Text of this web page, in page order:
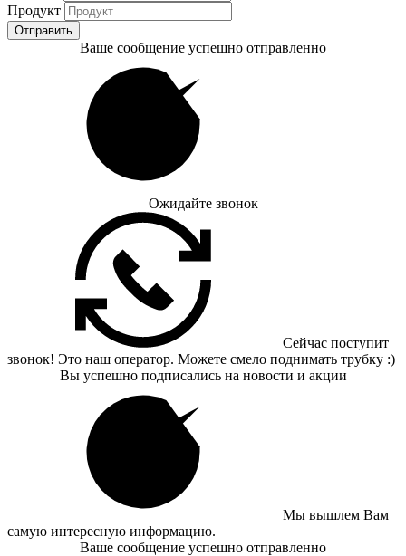
Продукт
Отправить
Ваше сообщение успешно отправленно
Ожидайте звонок
Сейчас поступит
звонок! Это наш оператор. Можете смело поднимать трубку :)
Вы успешно подписались на новости и акции
Мы вышлем Вам
самую интересную информацию.
Ваше сообщение успешно отправленно